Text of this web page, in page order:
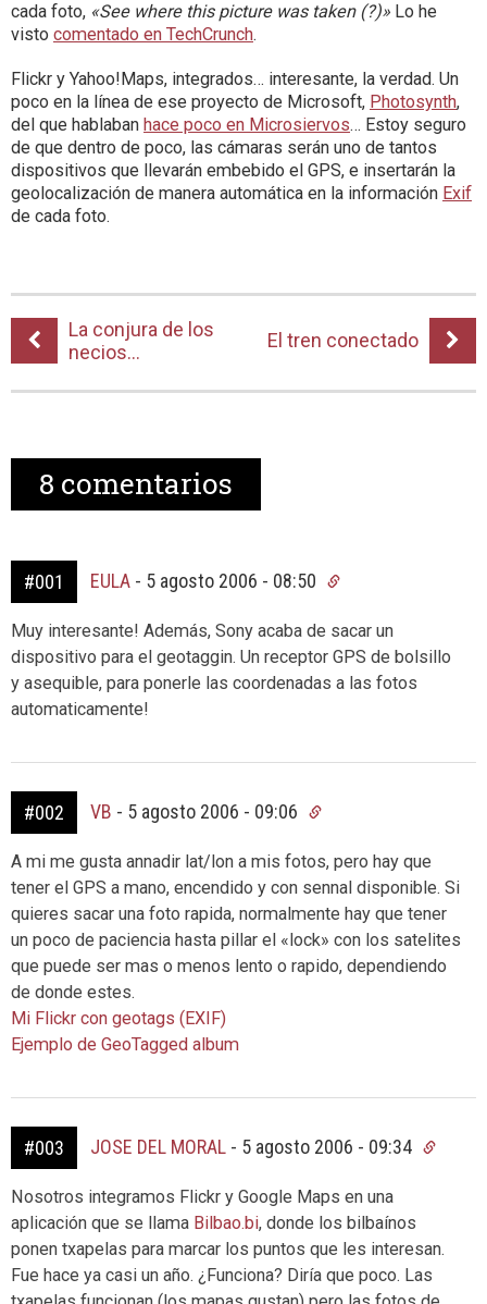
cada foto, «See where this picture was taken (?)» Lo he
visto comentado en TechCrunch.
Flickr y Yahoo!Maps, integrados… interesante, la verdad. Un
poco en la línea de ese proyecto de Microsoft, Photosynth,
del que hablaban hace poco en Microsiervos… Estoy seguro
de que dentro de poco, las cámaras serán uno de tantos
dispositivos que llevarán embebido el GPS, e insertarán la
geolocalización de manera automática en la información Exif
de cada foto.
La conjura de los
necios…
El tren conectado
8 comentarios
#001 EULA - 5 agosto 2006 - 08:50
Muy interesante! Además, Sony acaba de sacar un
dispositivo para el geotaggin. Un receptor GPS de bolsillo
y asequible, para ponerle las coordenadas a las fotos
automaticamente!
#002 VB - 5 agosto 2006 - 09:06
A mi me gusta annadir lat/lon a mis fotos, pero hay que
tener el GPS a mano, encendido y con sennal disponible. Si
quieres sacar una foto rapida, normalmente hay que tener
un poco de paciencia hasta pillar el «lock» con los satelites
que puede ser mas o menos lento o rapido, dependiendo
de donde estes.
Mi Flickr con geotags (EXIF)
Ejemplo de GeoTagged album
#003 JOSE DEL MORAL - 5 agosto 2006 - 09:34
Nosotros integramos Flickr y Google Maps en una
aplicación que se llama Bilbao.bi, donde los bilbaínos
ponen txapelas para marcar los puntos que les interesan.
Fue hace ya casi un año. ¿Funciona? Diría que poco. Las